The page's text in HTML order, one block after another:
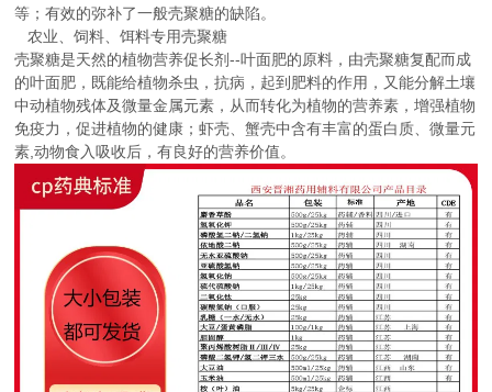
等；有效的弥补了一般壳聚糖的缺陷。
农业、饲料、饵料专用壳聚糖
壳聚糖是天然的植物营养促长剂--叶面肥的原料，由壳聚糖复配而成
的叶面肥，既能给植物杀虫，抗病，起到肥料的作用，又能分解土壤
中动植物残体及微量金属元素，从而转化为植物的营养素，增强植物
免疫力，促进植物的健康；虾壳、蟹壳中含有丰富的蛋白质、微量元
素,动物食入吸收后，有良好的营养价值。